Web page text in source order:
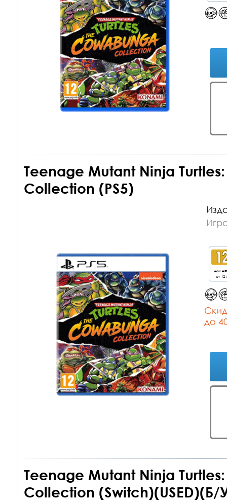
Teenage Mutant Ninja
Collection (PS5)
для
от 12
до
Teenage Mutant Ninja
Collection (Switch)(USED)(Б/